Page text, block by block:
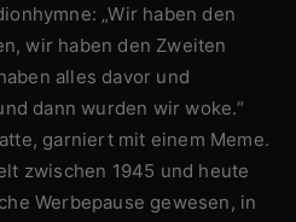
„Wir haben den
wir haben den Zweiten
alles davor und
dann wurden wir woke.“
garniert mit einem Meme.
zwischen 1945 und heute
Werbepause gewesen, in